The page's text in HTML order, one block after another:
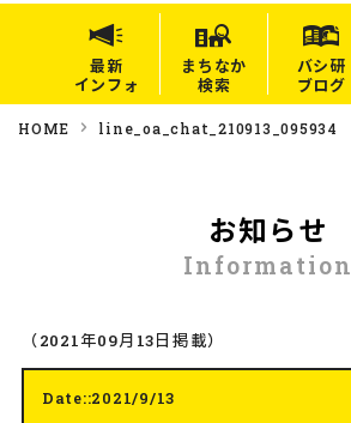
最新
インフォ
まちなか
検索
バシ研
ブログ
HOME line_oa_chat_210913_095934
お知らせ
Information
（2021年09月13日掲載）
Date::2021/9/13